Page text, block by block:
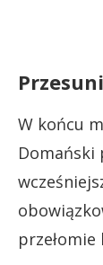
W końcu
Domański